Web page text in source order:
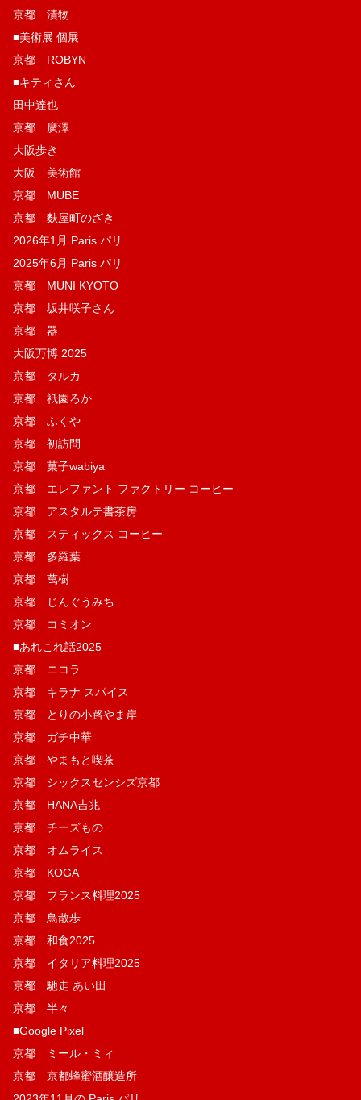
京都 漬物
■美術展 個展
京都 ROBYN
■キティさん
田中達也
京都 廣澤
大阪歩き
大阪 美術館
京都 MUBE
京都 麩屋町のざき
2026年1月 Paris パリ
2025年6月 Paris パリ
京都 MUNI KYOTO
京都 坂井咲子さん
京都 器
大阪万博 2025
京都 タルカ
京都 祇園ろか
京都 ふくや
京都 初訪問
京都 菓子wabiya
京都 エレファント ファクトリー コーヒー
京都 アスタルテ書茶房
京都 スティックス コーヒー
京都 多羅葉
京都 萬樹
京都 じんぐうみち
京都 コミオン
■あれこれ話2025
京都 ニコラ
京都 キラナ スパイス
京都 とりの小路やま岸
京都 ガチ中華
京都 やまもと喫茶
京都 シックスセンシズ京都
京都 HANA吉兆
京都 チーズもの
京都 オムライス
京都 KOGA
京都 フランス料理2025
京都 鳥散歩
京都 和食2025
京都 イタリア料理2025
京都 馳走 あい田
京都 半々
■Google Pixel
京都 ミール・ミィ
京都 京都蜂蜜酒醸造所